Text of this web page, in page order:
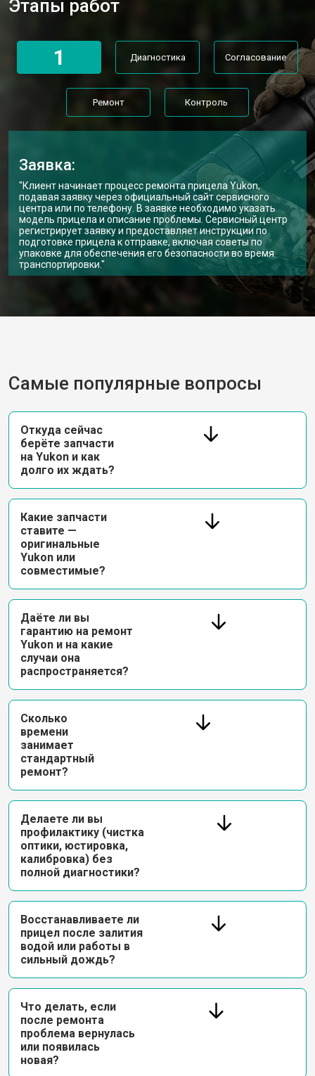
Этапы работ
1 Диагностика Согласование
Ремонт Контроль
Заявка:
"Клиент начинает процесс ремонта прицела Yukon,
подавая заявку через официальный сайт сервисного
центра или по телефону. В заявке необходимо указать
модель прицела и описание проблемы. Сервисный центр
регистрирует заявку и предоставляет инструкции по
подготовке прицела к отправке, включая советы по
упаковке для обеспечения его безопасности во время
транспортировки."
Самые популярные вопросы
Откуда сейчас
берёте запчасти
на Yukon и как
долго их ждать?
Какие запчасти
ставите —
оригинальные
Yukon или
совместимые?
Даёте ли вы
гарантию на ремонт
Yukon и на какие
случаи она
распространяется?
Сколько
времени
занимает
стандартный
ремонт?
Делаете ли вы
профилактику (чистка
оптики, юстировка,
калибровка) без
полной диагностики?
Восстанавливаете ли
прицел после залития
водой или работы в
сильный дождь?
Что делать, если
после ремонта
проблема вернулась
или появилась
новая?